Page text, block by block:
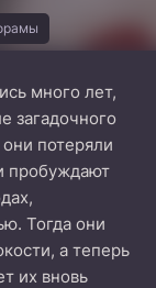
много лет,
загадочного
потеряли
пробуждают
Тогда они
а теперь
их вновь